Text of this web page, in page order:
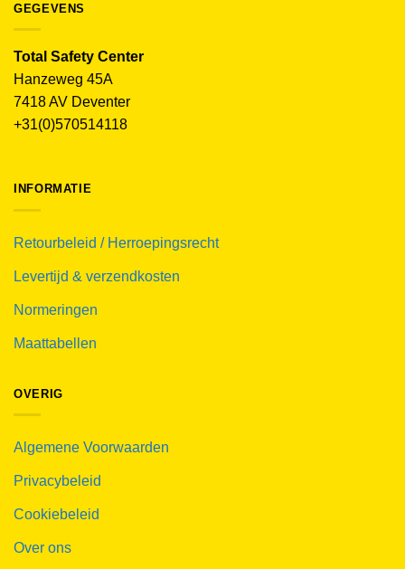
GEGEVENS
Total Safety Center
Hanzeweg 45A
7418 AV Deventer
+31(0)570514118
INFORMATIE
Retourbeleid / Herroepingsrecht
Levertijd & verzendkosten
Normeringen
Maattabellen
OVERIG
Algemene Voorwaarden
Privacybeleid
Cookiebeleid
Over ons